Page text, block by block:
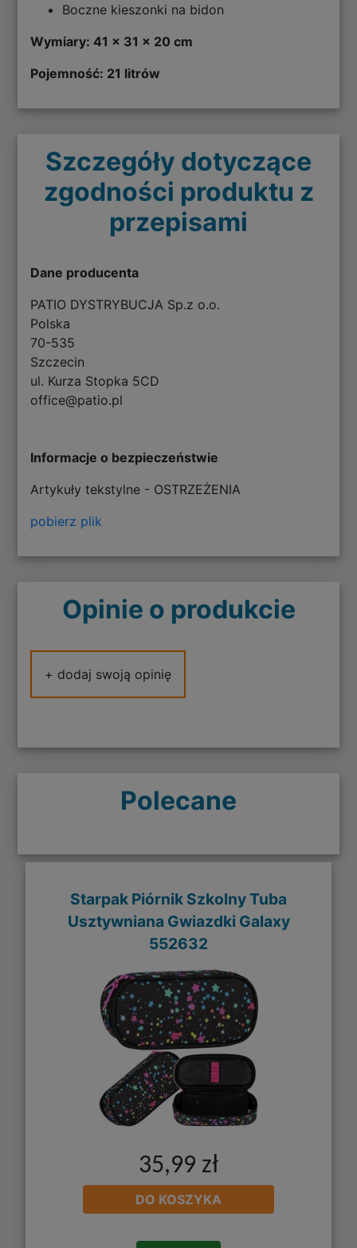
Boczne kieszonki na bidon
Wymiary: 41 x 31 x 20 cm
Pojemność: 21 litrów
Szczegóły dotyczące
zgodności produktu z
przepisami
Dane producenta
PATIO DYSTRYBUCJA Sp.z o.o.
Polska
70-535
Szczecin
ul. Kurza Stopka 5CD
office@patio.pl
Informacje o bezpieczeństwie
Artykuły tekstylne - OSTRZEŻENIA
pobierz plik
Opinie o produkcie
+ dodaj swoją opinię
Polecane
Starpak Piórnik Szkolny Tuba
Usztywniana Gwiazdki Galaxy
552632
35,99 zł
DO KOSZYKA